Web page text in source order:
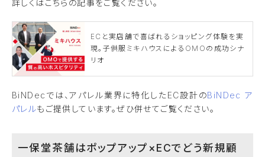
詳しくはこちらの記事をご覧ください。
ECと実店舗で喜ばれるショッピング体験を実
現。子供服ミキハウスによるOMOの成功シナ
リオ
BiNDecでは、アパレル業界に特化したEC設計のBiNDec ア
パレルもご提供しています。ぜひ併せてご覧ください。
一保堂茶舗はポップアップ×ECでどう新規顧